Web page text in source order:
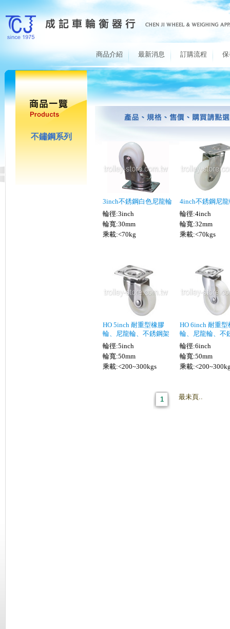
商品介紹 最新消息 訂購流程
不鏽鋼系列
3inch不銹鋼白色尼龍輪
輪徑:3inch
輪寬:30mm
乘載:<70kg
4inch不銹鋼尼
輪徑:4inch
輪寬:32mm
乘載:<70kgs
HO 5inch 耐重型橡膠
輪、尼龍輪、不銹鋼架
輪徑:5inch
輪寬:50mm
乘載:<200~300kgs
HO 6inch 耐重型
輪、尼龍輪、不
輪徑:6inch
輪寬:50mm
乘載
1 最未頁..